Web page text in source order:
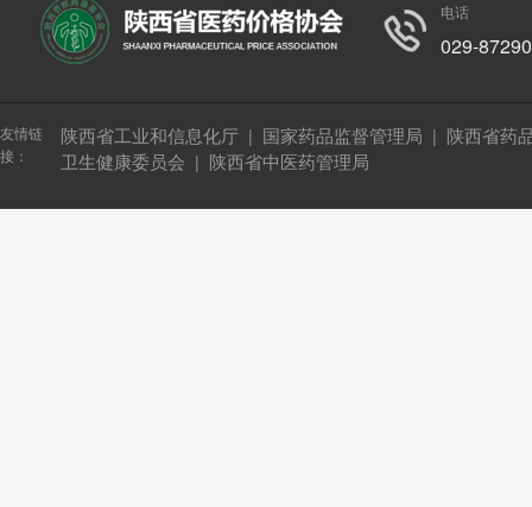
电话
029-
友情链
接：
陕西省工业和信息化厅 | 国家药品监督管理局 | 陕西省药
卫生健康委员会 | 陕西省中医药管理局